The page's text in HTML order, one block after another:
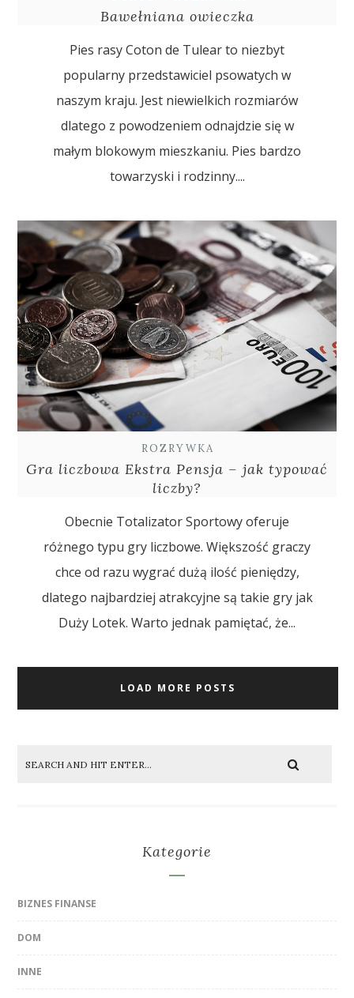
Bawełniana owieczka
Pies rasy Coton de Tulear to niezbyt
popularny przedstawiciel psowatych w
naszym kraju. Jest niewielkich rozmiarów
dlatego z powodzeniem odnajdzie się w
małym blokowym mieszkaniu. Pies bardzo
towarzyski i rodzinny....
ROZRYWKA
Gra liczbowa Ekstra Pensja – jak typować
liczby?
Obecnie Totalizator Sportowy oferuje
różnego typu gry liczbowe. Większość graczy
chce od razu wygrać dużą ilość pieniędzy,
dlatego najbardziej atrakcyjne są takie gry jak
Duży Lotek. Warto jednak pamiętać, że...
LOAD MORE POSTS
Kategorie
BIZNES FINANSE
DOM
INNE